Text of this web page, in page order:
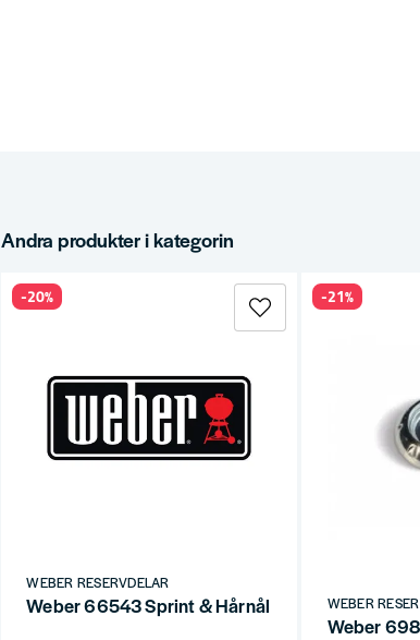
Andra produkter i kategorin
WEBER RESERVDELAR
Weber 66543 Sprint & Hårnål Q-lock
-20%
WEBER
Weber
-21%